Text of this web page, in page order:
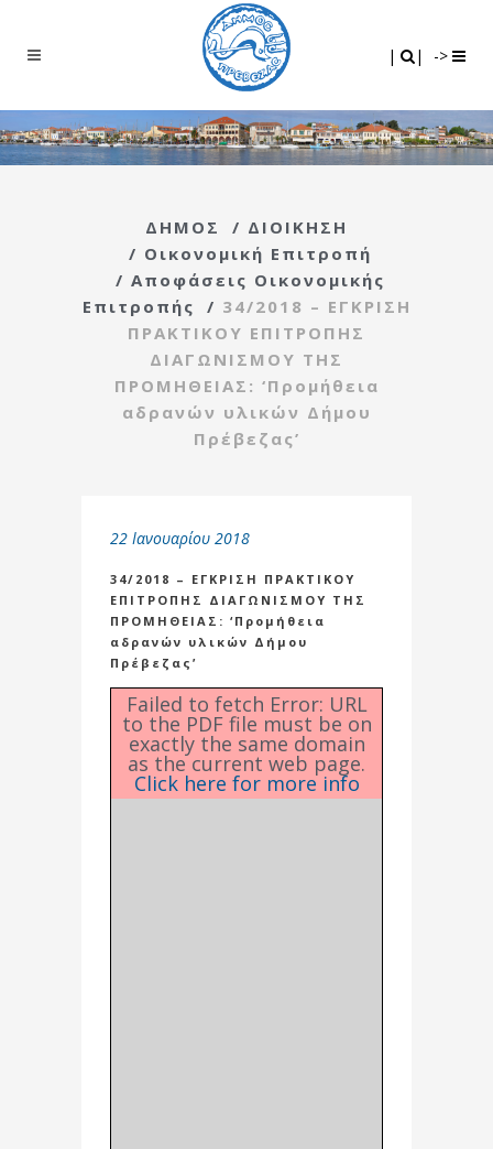
| | ->
ΔΗΜΟΣ / ΔΙΟΙΚΗΣΗ
/ Οικονομική Επιτροπή
/ Αποφάσεις Οικονομικής
Επιτροπής
/ 34/2018 – ΕΓΚΡΙΣΗ
ΠΡΑΚΤΙΚΟΥ ΕΠΙΤΡΟΠΗΣ
ΔΙΑΓΩΝΙΣΜΟΥ ΤΗΣ
ΠΡΟΜΗΘΕΙΑΣ: ‘Προμήθεια
αδρανών υλικών Δήμου
Πρέβεζας’
22 Ιανουαρίου 2018
34/2018 – ΕΓΚΡΙΣΗ ΠΡΑΚΤΙΚΟΥ
ΕΠΙΤΡΟΠΗΣ ΔΙΑΓΩΝΙΣΜΟΥ ΤΗΣ
ΠΡΟΜΗΘΕΙΑΣ: ‘Προμήθεια
αδρανών υλικών Δήμου
Πρέβεζας’
Failed to fetch Error: URL
to the PDF file must be on
exactly the same domain
as the current web page.
Click here for more info